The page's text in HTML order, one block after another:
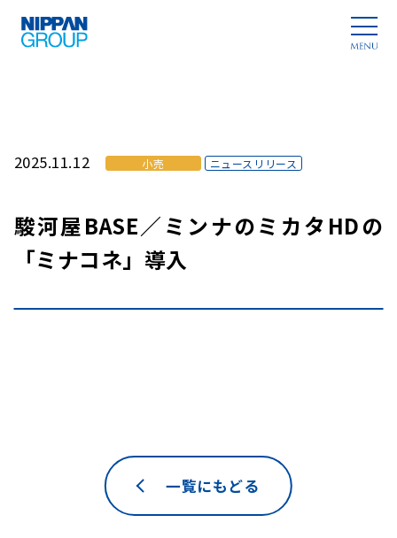
2025.11.12 小売 ニュースリリース
駿河屋BASE／ミンナのミカタHDの
「ミナコネ」導入
一覧にもどる